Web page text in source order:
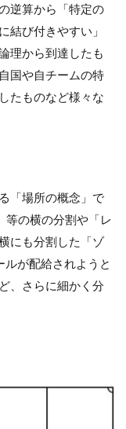
逆算から「特定の
結び付きやすい」
理から到達したも
国や自チームの特
たものなど様々な
「場所の概念」で
等の横の分割や「レ
にも分割した「ゾ
が配給されようと
、さらに細かく分